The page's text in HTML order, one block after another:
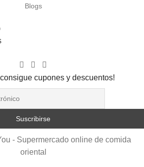
Blogs
cupones y descuentos!
- Supermercado online de comida
oriental